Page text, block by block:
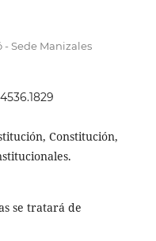
Sede Manizales
Constitución,
se tratará de